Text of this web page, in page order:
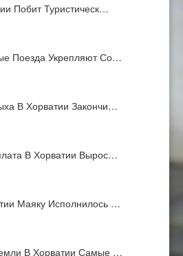
Побит Туристическ…
Поезда Укрепляют Со…
В Хорватии Закончи…
В Хорватии Вырос…
Маяку Исполнилось …
В Хорватии Самые …